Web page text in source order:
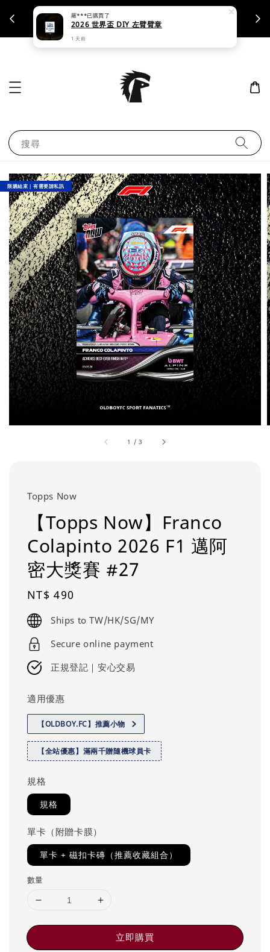
支援刷卡｜皆開立統一發票
搜尋
1 /3
限購結束｜有需要請私訊
Topps Now
【Topps Now】Franco
Colapinto 2026 F1 邁阿
密大獎賽 #27
Regular
price
NT$ 490
Ships to TW/HK/SG/MY
Secure online payment
正規登記｜安心交易
適用優惠
【OLDBOY.FC】推薦小物
【全站優惠】滿兩千贈隨機球員卡
規格
規格
單卡（附贈卡膜）
單卡 + 磁扣卡磚（推薦收藏組合）
數量
立即購買
羅***已購買了
2026 世界盃 DIY 左臂臂章
1 天前